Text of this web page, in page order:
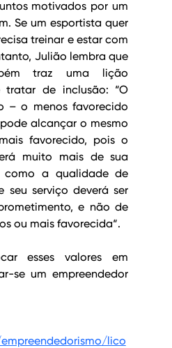
motivados por um
Se um esportista quer
treinar e estar com
Julião lembra que
traz uma lição
tratar de inclusão: “O
– o menos favorecido
alcançar o mesmo
favorecido, pois o
muito mais de sua
como a qualidade de
seu serviço deverá ser
e não de
ou mais favorecida“.
esses valores em
se um empreendedor
lico